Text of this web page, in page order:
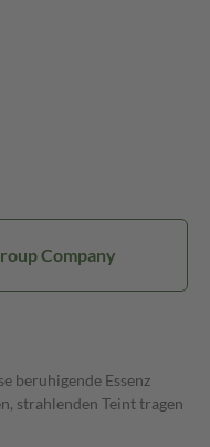
Company
beruhigende Essenz
strahlenden Teint tragen